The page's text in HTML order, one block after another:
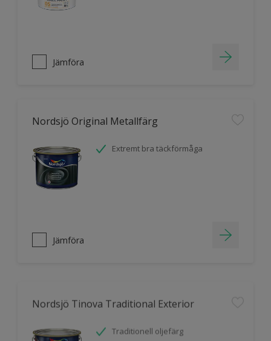
Jämföra
Nordsjö Original Metallfärg
Extremt bra täckförmåga
Jämföra
Nordsjö Tinova Traditional Exterior
Traditionell oljefärg